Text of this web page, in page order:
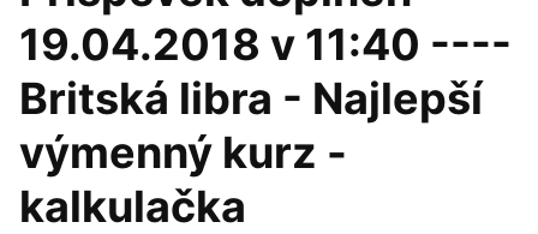
19.04.2018 v 11:40 ----
Britská libra - Najlepší
výmenný kurz -
kalkulačka